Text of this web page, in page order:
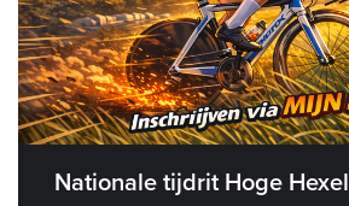
Nationale tijdrit Hoge Hexel